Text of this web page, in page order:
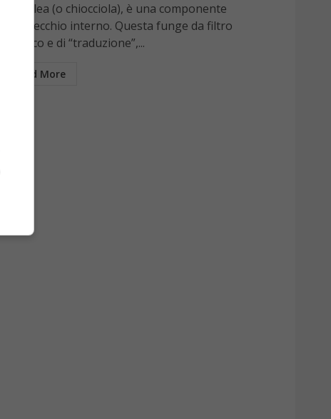
La coclea (o chiocciola), è una componente
dell’orecchio interno. Questa funge da filtro
acustico e di “traduzione”,...
Read More